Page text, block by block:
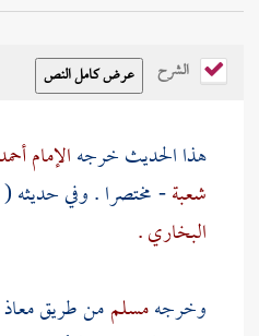
الشرح
هذا الحديث خرجهالإمام
شعبة- مختصرا . وفي حديثه (
البخاري .
وخرجهمسلممن طريق